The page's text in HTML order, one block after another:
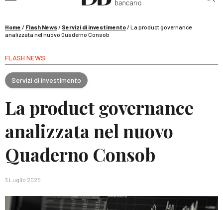
Nuove linee guida EBA sulla POG dei prodotti
SCOPRI I DETTAGLI
Home / Flash News/ Servizi di investimento/La product governance
analizzata nel nuovo Quaderno Consob
FLASH NEWS
Servizi di investimento
La product governance
analizzata nel nuovo
Quaderno Consob
3 Luglio 2025